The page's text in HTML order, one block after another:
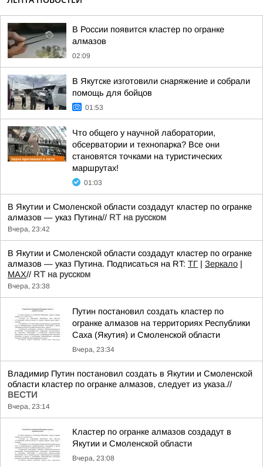
В России появится кластер по огранке
алмазов
02:09
В Якутске изготовили снаряжение и собрали
помощь для бойцов
01:53
Что общего у научной лаборатории,
обсерватории и технопарка? Все они
становятся точками на туристических
маршрутах!
01:03
В Якутии и Смоленской области создадут кластер по огранке
алмазов — указ Путина// RT на русском
Вчера, 23:42
В Якутии и Смоленской области создадут кластер по огранке
алмазов — указ Путина. Подписаться на RT: ТГ | Зеркало |
MAX// RT на русском
Вчера, 23:38
Путин постановил создать кластер по
огранке алмазов на территориях Республики
Саха (Якутия) и Смоленской области
Вчера, 23:34
Владимир Путин постановил создать в Якутии и Смоленской
области кластер по огранке алмазов, следует из указа.//
ВЕСТИ
Вчера, 23:14
Кластер по огранке алмазов создадут в
Якутии и Смоленской области
Вчера, 23:08